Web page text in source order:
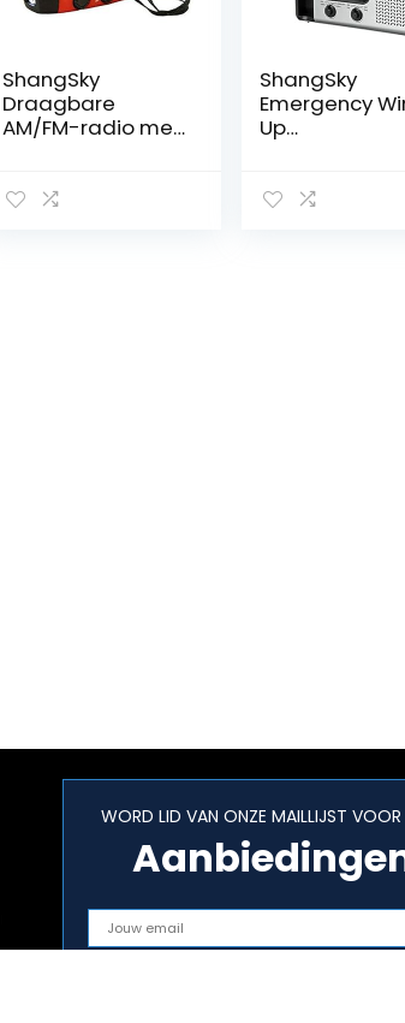
ShangSky
Draagbare
AM/FM-radio met
zonne-radio’s
ShangSky
Emergency
Up
energie,Hand
WORD LID VAN ONZE MAILLIJST VOOR